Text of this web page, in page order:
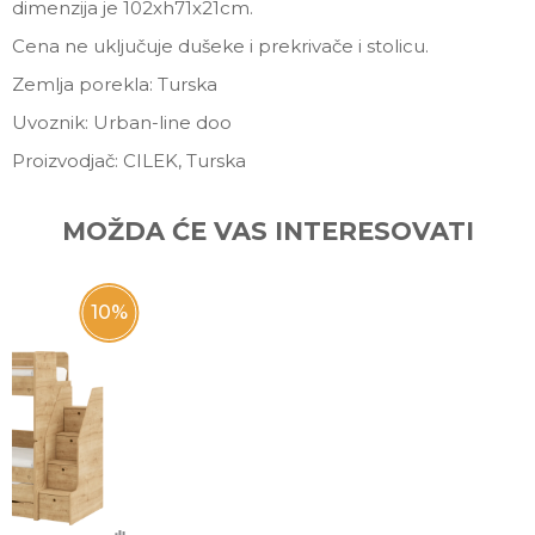
dimenzija je 102xh71x21cm.
Cena ne uključuje dušeke i prekrivače i stolicu.
Zemlja porekla: Turska
Uvoznik: Urban-line doo
Proizvodjač: CILEK, Turska
Poruka
MOŽDA ĆE VAS INTERESOVATI
10%